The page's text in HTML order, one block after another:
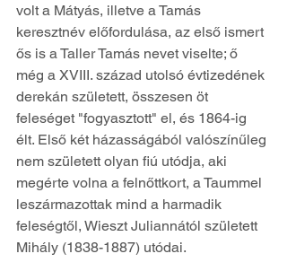
volt a Mátyás, illetve a Tamás
keresztnév előfordulása, az első ismert
ős is a Taller Tamás nevet viselte; ő
még a XVIII. század utolsó évtizedének
derekán született, összesen öt
feleséget "fogyasztott" el, és 1864-ig
élt. Első két házasságából valószínűleg
nem született olyan fiú utódja, aki
megérte volna a felnőttkort, a Taummel
leszármazottak mind a harmadik
feleségtől, Wieszt Juliannától született
Mihály (1838-1887) utódai.